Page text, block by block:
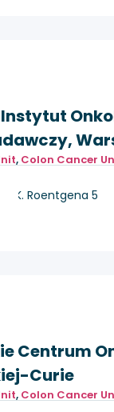
, Colon Cancer
Roentgena 5
Centrum
Curie
, Colon Cancer